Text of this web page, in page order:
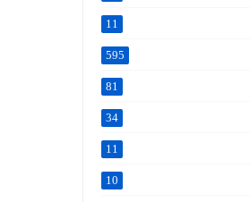
11
595
81
34
11
10